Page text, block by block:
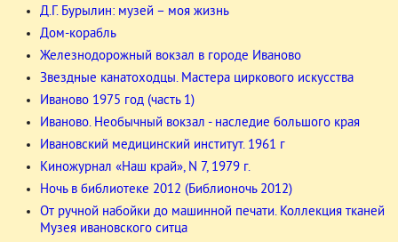
Д.Г. Бурылин: музей – моя жизнь
Дом-корабль
Железнодорожный вокзал в городе Иваново
Звездные канатоходцы. Мастера циркового искусства
Иваново 1975 год (часть 1)
Иваново. Необычный вокзал - наследие большого края
Ивановский медицинский институт. 1961 г
Киножурнал «Наш край», N 7, 1979 г.
Ночь в библиотеке 2012 (Библионочь 2012)
От ручной набойки до машинной печати. Коллекция тканей
Музея ивановского ситца